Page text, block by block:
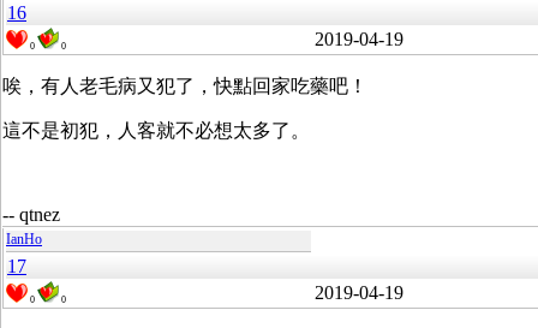
16
0 0 2019-04-19
唉，有人老毛病又犯了，快點回家吃藥吧！
這不是初犯，人客就不必想太多了。
-- qtnez
IanHo
17
0 0 2019-04-19